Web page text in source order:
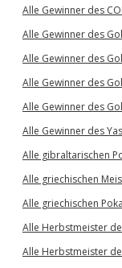
Alle Gewinner des
Alle Gewinner des
Alle Gewinner des
Alle Gewinner des
Alle Gewinner des
Alle Gewinner des
Alle gibraltarischen
Alle griechischen
Alle griechischen
Alle Herbstmeister
Alle Herbstmeister